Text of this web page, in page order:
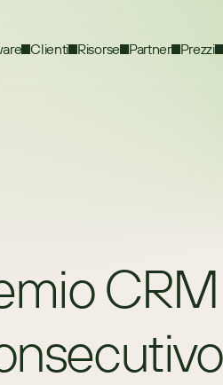
Clienti Risorse Partner Prezzi